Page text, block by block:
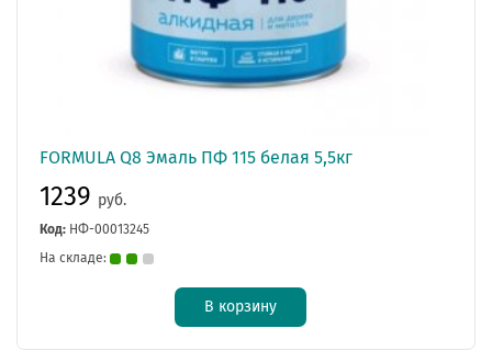
FORMULA Q8 Эмаль ПФ 115 белая 5,5кг
1239 руб.
Код: НФ-00013245
На складе:
В корзину